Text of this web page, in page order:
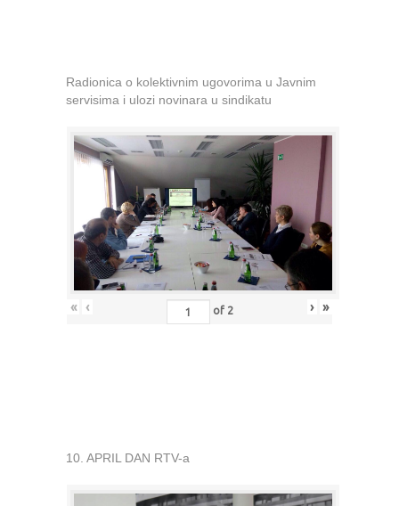
Radionica o kolektivnim ugovorima u Javnim
servisima i ulozi novinara u sindikatu
« ‹ of 2 › »
10. APRIL DAN RTV-a